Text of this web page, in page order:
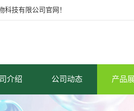
科技有限公司官网！
介绍 公司动态 产品